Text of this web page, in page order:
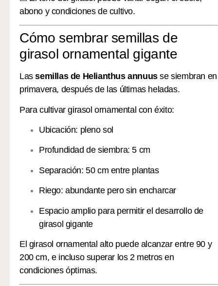
abono y condiciones de cultivo.
Cómo sembrar semillas de
girasol ornamental gigante
Lassemillas de Helianthus annuusse siembran en
primavera, después de las últimas heladas.
Para cultivar girasol ornamental con éxito:
Ubicación: pleno sol
Profundidad de siembra: 5 cm
Separación: 50 cm entre plantas
Riego: abundante pero sin encharcar
Espacio amplio para permitir el desarrollo de
girasol gigante
El girasol ornamental alto puede alcanzar entre 90 y
200 cm, e incluso superar los 2 metros en
condiciones óptimas.